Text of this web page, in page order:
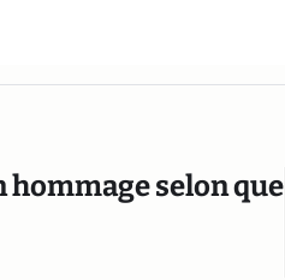
hommage selon que